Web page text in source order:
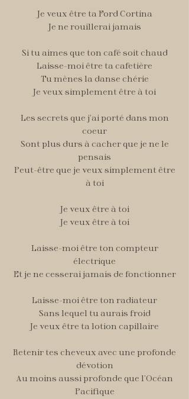
Je veux être ta Ford Cortina
Je ne rouillerai jamais
Si tu aimes que ton café soit chaud
Laisse-moi être ta cafetière
Tu mènes la danse chérie
Je veux simplement être à toi
Les secrets que j’ai porté dans mon
coeur
Sont plus durs à cacher que je ne le
pensais
Peut-être que je veux simplement être
à toi
Je veux être à toi
Je veux être à toi
Laisse-moi être ton compteur
électrique
Et je ne cesserai jamais de fonctionner
Laisse-moi être ton radiateur
Sans lequel tu aurais froid
Je veux être ta lotion capillaire
Retenir tes cheveux avec une profonde
dévotion
Au moins aussi profonde que l’Océan
Pacifique